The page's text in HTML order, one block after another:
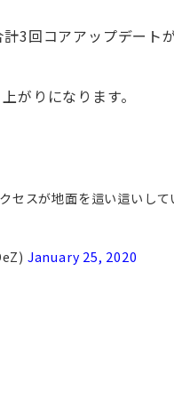
3回コアアップデート
がりになります。
セスが地面を這い這いし
January 25, 2020